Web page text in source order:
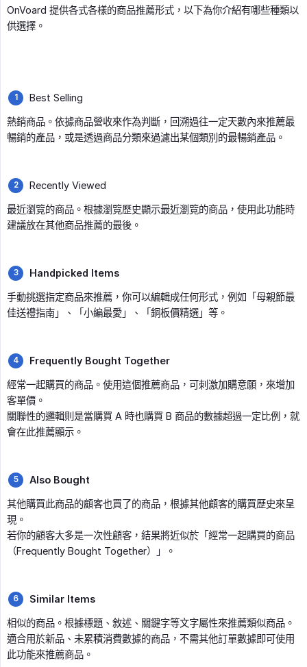
OnVoard 提供各式各樣的商品推薦形式，以下為你介紹有哪些種類以
供選擇。
Best Selling
熱銷商品。依據商品營收來作為判斷，回溯過往一定天數內來推薦最
暢銷的產品，或是透過商品分類來過濾出某個類別的最暢銷產品。
Recently Viewed
最近瀏覽的商品。根據瀏覽歷史顯示最近瀏覽的商品，使用此功能時
建議放在其他商品推薦的最後。
Handpicked Items
手動挑選指定商品來推薦，你可以編輯成任何形式，例如「母親節最
佳送禮指南」、「小編最愛」、「銅板價精選」等。
Frequently Bought Together
經常一起購買的商品。使用這個推薦商品，可刺激加購意願，來增加
客單價。
關聯性的邏輯則是當購買 A 時也購買 B 商品的數據超過一定比例，就
會在此推薦顯示。
Also Bought
其他購買此商品的顧客也買了的商品，根據其他顧客的購買歷史來呈
現。
若你的顧客大多是一次性顧客，結果將近似於「經常一起購買的商品
（Frequently Bought Together）」。
Similar Items
相似的商品。根據標題、敘述、關鍵字等文字屬性來推薦類似商品。
適合用於新品、未累積消費數據的商品，不需其他訂單數據即可使用
此功能來推薦商品。